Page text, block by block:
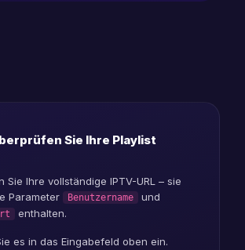
Sie Ihre Playlist
Sie Ihre vollständige IPTV-URL – sie
Parameter
Benutzername und
enthalten.
es in das Eingabefeld oben ein.